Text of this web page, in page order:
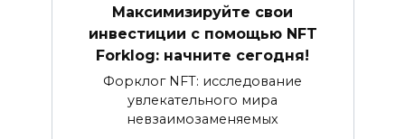
Максимизируйте свои
инвестиции с помощью NFT
Forklog: начните сегодня!
Форклог NFT: исследование
увлекательного мира
невзаимозаменяемых